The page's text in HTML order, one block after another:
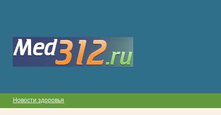
Новости здоровья